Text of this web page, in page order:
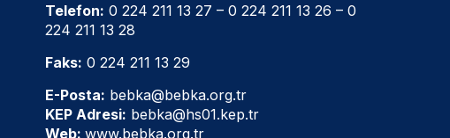
Telefon: 0 224 211 13 27 – 0 224 211 13 26 – 0
224 211 13 28
Faks: 0 224 211 13 29
E-Posta: bebka@bebka.org.tr
KEP Adresi: bebka@hs01.kep.tr
Web: www.bebka.org.tr